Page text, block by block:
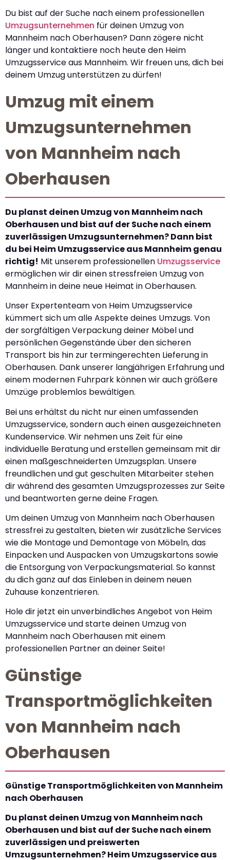
Du bist auf der Suche nach einem professionellen
Umzugsunternehmen für deinen Umzug von
Mannheim nach Oberhausen? Dann zögere nicht
länger und kontaktiere noch heute den Heim
Umzugsservice aus Mannheim. Wir freuen uns, dich bei
deinem Umzug unterstützen zu dürfen!
Umzug mit einem
Umzugsunternehmen
von Mannheim nach
Oberhausen
Du planst deinen Umzug von Mannheim nach
Oberhausen und bist auf der Suche nach einem
zuverlässigen Umzugsunternehmen? Dann bist
du bei Heim Umzugsservice aus Mannheim genau
richtig! Mit unserem professionellen Umzugsservice
ermöglichen wir dir einen stressfreien Umzug von
Mannheim in deine neue Heimat in Oberhausen.
Unser Expertenteam von Heim Umzugsservice
kümmert sich um alle Aspekte deines Umzugs. Von
der sorgfältigen Verpackung deiner Möbel und
persönlichen Gegenstände über den sicheren
Transport bis hin zur termingerechten Lieferung in
Oberhausen. Dank unserer langjährigen Erfahrung und
einem modernen Fuhrpark können wir auch größere
Umzüge problemlos bewältigen.
Bei uns erhältst du nicht nur einen umfassenden
Umzugsservice, sondern auch einen ausgezeichneten
Kundenservice. Wir nehmen uns Zeit für eine
individuelle Beratung und erstellen gemeinsam mit dir
einen maßgeschneiderten Umzugsplan. Unsere
freundlichen und gut geschulten Mitarbeiter stehen
dir während des gesamten Umzugsprozesses zur Seite
und beantworten gerne deine Fragen.
Um deinen Umzug von Mannheim nach Oberhausen
stressfrei zu gestalten, bieten wir zusätzliche Services
wie die Montage und Demontage von Möbeln, das
Einpacken und Auspacken von Umzugskartons sowie
die Entsorgung von Verpackungsmaterial. So kannst
du dich ganz auf das Einleben in deinem neuen
Zuhause konzentrieren.
Hole dir jetzt ein unverbindliches Angebot von Heim
Umzugsservice und starte deinen Umzug von
Mannheim nach Oberhausen mit einem
professionellen Partner an deiner Seite!
Günstige
Transportmöglichkeiten
von Mannheim nach
Oberhausen
Günstige Transportmöglichkeiten von Mannheim
nach Oberhausen
Du planst deinen Umzug von Mannheim nach
Oberhausen und bist auf der Suche nach einem
zuverlässigen und preiswerten
Umzugsunternehmen? Heim Umzugsservice aus